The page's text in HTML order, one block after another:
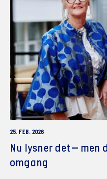
25. FEB. 2026
Nu lysner det –
omgang